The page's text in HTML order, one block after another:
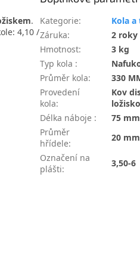
.
4,10 /
Kategorie:
Kola
Záruka:
2 roky
Hmotnost:
3 kg
Typ kola :
Průměr kola:
330
Provedení
kola:
Kov
ložisko
Délka náboje :
75 mm
Průměr
hřídele:
20 mm
Označení na
plášti:
3,50-6